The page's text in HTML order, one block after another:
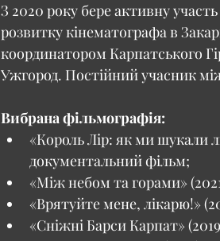
З 2020 року бере активну участь
розвитку кінематографа в
координатором Карпатського
Ужгород. Постійний учасник
Вибрана фільмографія:
«Король Лір: як ми шукали
документальний фільм;
«Між небом та горами»
«Врятуйте мене, лікарю!»
«Сніжні Барси Карпат»